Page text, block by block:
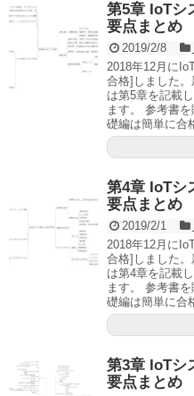
第5章 IoT
要点まとめ
2019/2/8
2018年12月に
合格]しました
は第5章を記載
ます。 参考書
礎編は簡単に合
第4章 IoT
要点まとめ
2019/2/1
2018年12月に
合格]しました
は第4章を記載
ます。 参考書
礎編は簡単に合
第3章 IoT
要点まとめ